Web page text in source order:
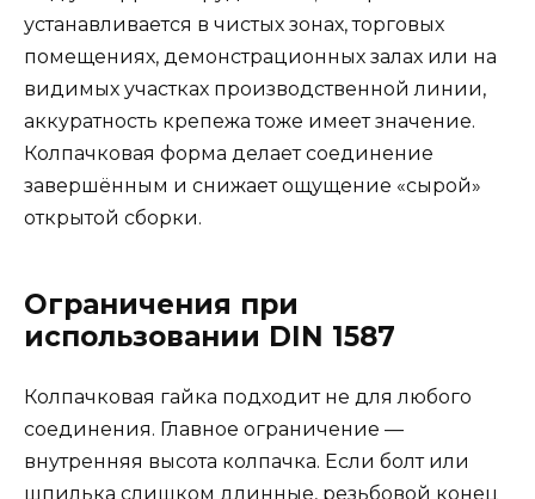
устанавливается в чистых зонах, торговых
помещениях, демонстрационных залах или на
видимых участках производственной линии,
аккуратность крепежа тоже имеет значение.
Колпачковая форма делает соединение
завершённым и снижает ощущение «сырой»
открытой сборки.
Ограничения при
использовании DIN 1587
Колпачковая гайка подходит не для любого
соединения. Главное ограничение —
внутренняя высота колпачка. Если болт или
шпилька слишком длинные, резьбовой конец